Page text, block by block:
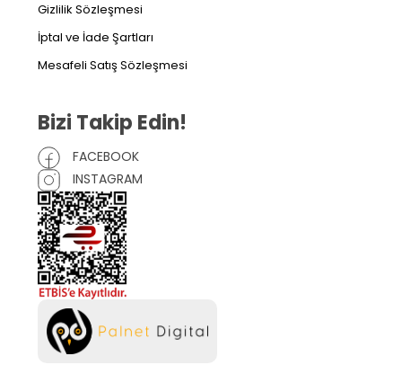
Gizlilik Sözleşmesi
İptal ve İade Şartları
Mesafeli Satış Sözleşmesi
Bizi Takip Edin!
FACEBOOK
INSTAGRAM